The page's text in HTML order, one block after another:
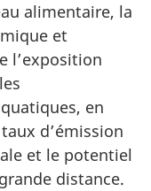
alimentaire, la
et
l’exposition
en
d’émission
et le potentiel
distance.